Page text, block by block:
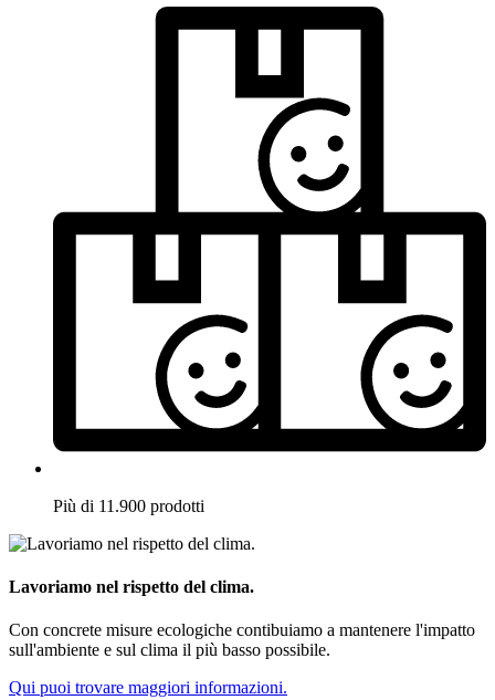
Più di 11.900 prodotti
Lavoriamo nel rispetto del clima.
Con concrete misure ecologiche contibuiamo a mantenere l'impatto
sull'ambiente e sul clima il più basso possibile.
Qui puoi trovare maggiori informazioni.